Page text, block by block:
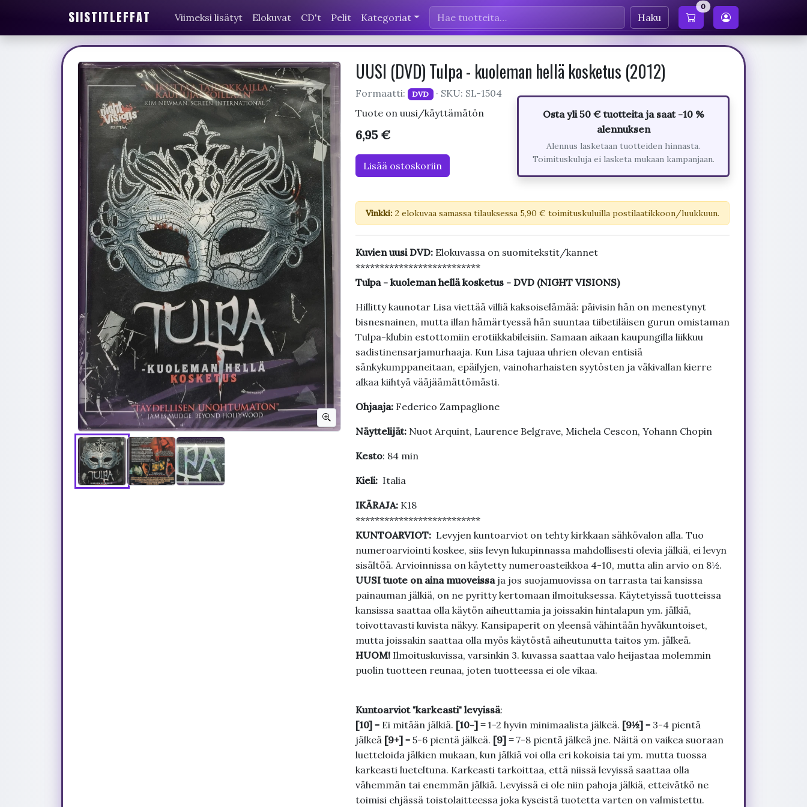
SIISTITLEFFAT Viimeksi lisätyt Elokuvat CD't Pelit Kategoriat Haku
0
UUSI (DVD) Tulpa - kuoleman hellä kosketus (2012)
Formaatti: DVD
· SKU: SL-1504
Tuote on uusi/käyttämätön
6,95 €
Lisää ostoskoriin
Osta yli 50 € tuotteita ja saat -10 %
alennuksen
Alennus lasketaan tuotteiden hinnasta.
Toimituskuluja ei lasketa mukaan kampanjaan.
Vinkki:2 elokuvaa samassa tilauksessa 5,90 € toimituskuluilla postilaatikkoon/luukkuun.
Kuvien uusi DVD: Elokuvassa on suomitekstit/kannet
**************************
Tulpa - kuoleman hellä kosketus - DVD (NIGHT VISIONS)
Hillitty kaunotar Lisa viettää villiä kaksoiselämää: päivisin hän on menestynyt
bisnesnainen, mutta illan hämärtyessä hän suuntaa tiibetiläisen gurun omistaman
Tulpa-klubin estottomiin erotiikkabileisiin. Samaan aikaan kaupungilla liikkuu
sadistinensarjamurhaaja. Kun Lisa tajuaa uhrien olevan entisiä
sänkykumppaneitaan, epäilyjen, vainoharhaisten syytösten ja väkivallan kierre
alkaa kiihtyä vääjäämättömästi.
Ohjaaja: Federico Zampaglione
Näyttelijät:Nuot Arquint, Laurence Belgrave, Michela Cescon, Yohann Chopin
Kesto: 84 min
Kieli: Italia
IKÄRAJA:K18
**************************
KUNTOARVIOT: Levyjen kuntoarviot on tehty kirkkaan sähkövalon alla. Tuo
numeroarviointi koskee, siis levyn lukupinnassa mahdollisesti olevia jälkiä, ei levyn
sisältöä. Arvioinnissa on käytetty numeroasteikkoa 4-10, mutta alin arvio on 8½.
UUSI tuote on aina muoveissa ja jos suojamuovissa on tarrasta tai kansissa
painauman jälkiä, on ne pyritty kertomaan ilmoituksessa. Käytetyissä tuotteissa
kansissa saattaa olla käytön aiheuttamia ja joissakin hintalapun ym. jälkiä,
toivottavasti kuvista näkyy. Kansipaperit on yleensä vähintään hyväkuntoiset,
mutta joissakin saattaa olla myös käytöstä aiheutunutta taitos ym. jälkeä.
HUOM!Ilmoituskuvissa, varsinkin 3. kuvassa saattaa valo heijastaa molemmin
puolin tuotteen reunaa, joten tuotteessa ei ole vikaa.
Kuntoarviot "karkeasti" levyissä:
[10]= Ei mitään jälkiä. [10-] = 1-2 hyvin minimaalista jälkeä. [9½]= 3-4 pientä
jälkeä [9+]= 5-6 pientä jälkeä. [9] = 7-8 pientä jälkeä jne. Näitä on vaikea suoraan
luetteloida jälkien mukaan, kun jälkiä voi olla eri kokoisia tai ym. mutta tuossa
karkeasti lueteltuna. Karkeasti tarkoittaa, että niissä levyissä saattaa olla
vähemmän tai enemmän jälkiä. Levyissä ei ole niin pahoja jälkiä, etteivätkö ne
toimisi ehjässä toistolaitteessa joka kyseistä tuotetta varten on valmistettu.